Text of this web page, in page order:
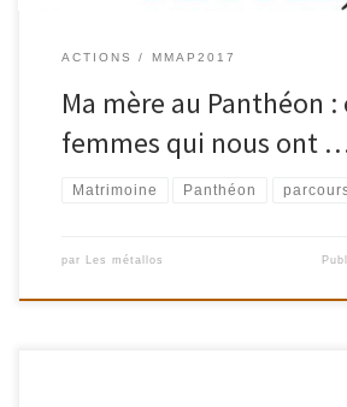
ACTIONS MMAP2017
Ma mère au Panthéon :
femmes qui nous ont
Matrimoine Panthéon
par Les métallos